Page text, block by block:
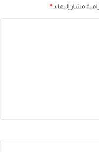
مشار إليها بـ*